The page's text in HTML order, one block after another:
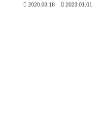
2020.03.18 2023.01.01